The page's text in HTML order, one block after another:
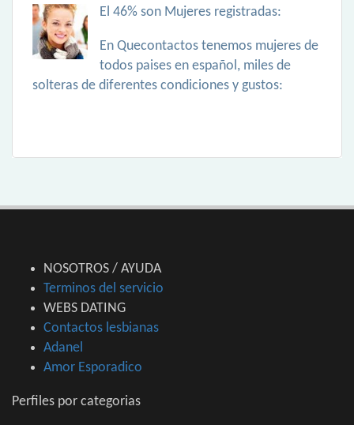
El 46% son Mujeres registradas:
En Quecontactos tenemos mujeres de
todos paises en español, miles de
solteras de diferentes condiciones y gustos:
NOSOTROS / AYUDA
Terminos del servicio
WEBS DATING
Contactos lesbianas
Adanel
Amor Esporadico
Perfiles por categorias